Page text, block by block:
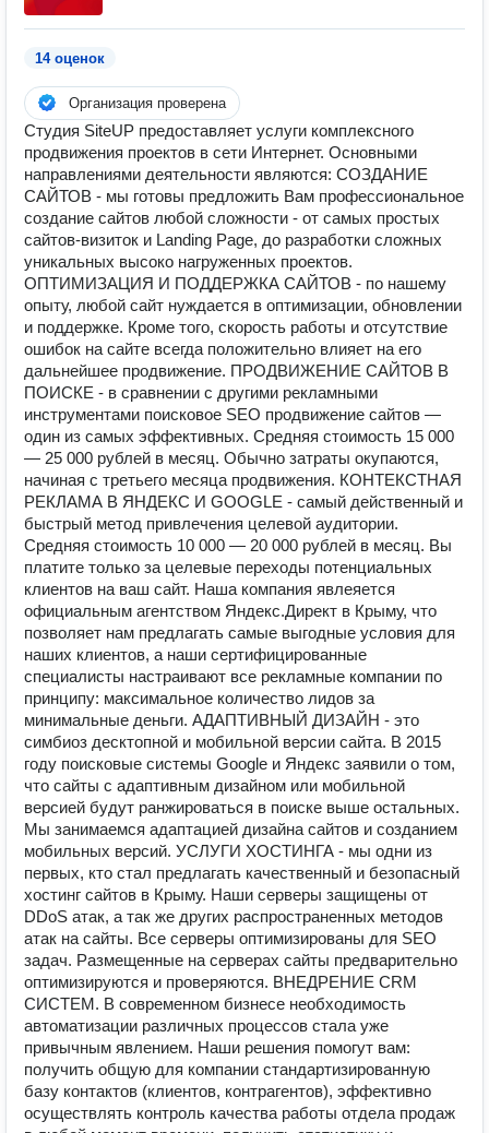
14 оценок
Организация проверена
Студия SiteUP предоставляет услуги комплексного
продвижения проектов в сети Интернет. Основными
направлениями деятельности являются: СОЗДАНИЕ
САЙТОВ - мы готовы предложить Вам профессиональное
создание сайтов любой сложности - от самых простых
сайтов-визиток и Landing Page, до разработки сложных
уникальных высоко нагруженных проектов.
ОПТИМИЗАЦИЯ И ПОДДЕРЖКА САЙТОВ - по нашему
опыту, любой сайт нуждается в оптимизации, обновлении
и поддержке. Кроме того, скорость работы и отсутствие
ошибок на сайте всегда положительно влияет на его
дальнейшее продвижение. ПРОДВИЖЕНИЕ САЙТОВ В
ПОИСКЕ - в сравнении с другими рекламными
инструментами поисковое SEO продвижение сайтов —
один из самых эффективных. Средняя стоимость 15 000
— 25 000 рублей в месяц. Обычно затраты окупаются,
начиная с третьего месяца продвижения. КОНТЕКСТНАЯ
РЕКЛАМА В ЯНДЕКС И GOOGLE - самый действенный и
быстрый метод привлечения целевой аудитории.
Средняя стоимость 10 000 — 20 000 рублей в месяц. Вы
платите только за целевые переходы потенциальных
клиентов на ваш сайт. Наша компания явлеяется
официальным агентством Яндекс.Директ в Крыму, что
позволяет нам предлагать самые выгодные условия для
наших клиентов, а наши сертифицированные
специалисты настраивают все рекламные компании по
принципу: максимальное количество лидов за
минимальные деньги. АДАПТИВНЫЙ ДИЗАЙН - это
симбиоз десктопной и мобильной версии сайта. В 2015
году поисковые системы Google и Яндекс заявили о том,
что сайты с адаптивным дизайном или мобильной
версией будут ранжироваться в поиске выше остальных.
Мы занимаемся адаптацией дизайна сайтов и созданием
мобильных версий. УСЛУГИ ХОСТИНГА - мы одни из
первых, кто стал предлагать качественный и безопасный
хостинг сайтов в Крыму. Наши серверы защищены от
DDoS атак, а так же других распространенных методов
атак на сайты. Все серверы оптимизированы для SEO
задач. Размещенные на серверах сайты предварительно
оптимизируются и проверяются. ВНЕДРЕНИЕ CRM
СИСТЕМ. В современном бизнесе необходимость
автоматизации различных процессов стала уже
привычным явлением. Наши решения помогут вам:
получить общую для компании стандартизированную
базу контактов (клиентов, контрагентов), эффективно
осуществлять контроль качества работы отдела продаж